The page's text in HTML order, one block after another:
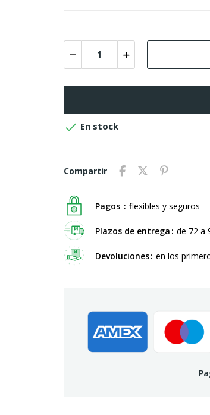
 En stock
Compartir
Pagos flexibles y seguros
Plazos de entrega de 72 a
Devoluciones en los